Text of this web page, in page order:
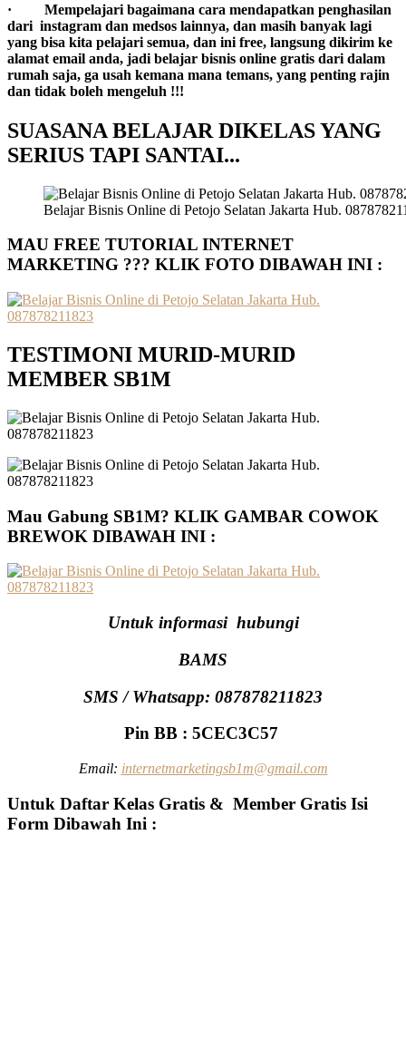
· Mempelajari bagaimana cara mendapatkan penghasilan
dari instagram dan medsos lainnya, dan masih banyak lagi
yang bisa kita pelajari semua, dan ini free, langsung dikirim ke
alamat email anda, jadi belajar bisnis online gratis dari dalam
rumah saja, ga usah kemana mana temans, yang penting rajin
dan tidak boleh mengeluh !!!
SUASANA BELAJAR DIKELAS YANG
SERIUS TAPI SANTAI...
Belajar Bisnis Online di Petojo Selatan Jakarta Hub.
MAU FREE TUTORIAL INTERNET
MARKETING ??? KLIK FOTO DIBAWAH INI :
TESTIMONI MURID-MURID
MEMBER SB1M
Mau Gabung SB1M? KLIK GAMBAR COWOK
BREWOK DIBAWAH INI :
Untuk informasi hubungi
BAMS
SMS / Whatsapp: 087878211823
Pin BB : 5CEC3C57
Email: internetmarketingsb1m@gmail.com
Untuk Daftar Kelas Gratis & Member Gratis Isi
Form Dibawah Ini :